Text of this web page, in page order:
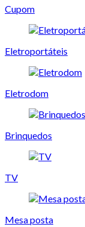
Cupom
Eletroportáteis
Eletrodom
Brinquedos
TV
Mesa posta